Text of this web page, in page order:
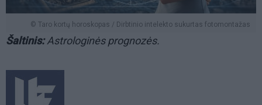
© Taro kortų horoskopas / Dirbtinio intelekto sukurtas fotomontažas
Šaltinis:Astrologinės prognozės.